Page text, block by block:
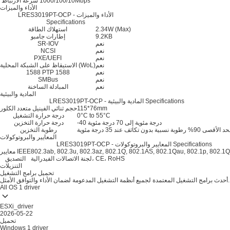
الأداء والميزات
LRES3019PT-OCP - الأداء والميزات
Specifications
استهلاك الطاقة
2.34W (Max)
إطارات جامبو
9.2KB
SR-IOV
نعم
NCSI
نعم
PXE/UEFI
نعم
الاستيقاظ على الشبكة المحلية (WoL)نعم
1588 PTP 1588
نعم
SMBus
نعم
المبادلة الساخنة
نعم
المادية والبيئية
LRES3019PT-OCP - المادية والبيئية Specifications
حجم ثنائي الفينيل متعدد الكلور115*76mm
درجة حرارة التشغيل
0°C to 55°C
درجة حرارة التخزين
-40 درجة مئوية إلى 70 درجة مئوية
رطوبة التخزين
90% رطوبة نسبية بدون تكاثف عند 35 درجة مئوية
المعايير والبروتوكولات
LRES3019PT-OCP - المعايير والبروتوكولات Specifications
معايير IEEE802.3ab, 802.3u, 802.3az, 802.1Q, 802.1AS, 802.1Qau, 802.1p,
التصديق
لجنة الاتصالات الفيدرالية، CE، RoHS
التنزيلات
تحميل برامج التشغيل
أحدث برامج التشغيل المعتمدة لجميع أنظمة التشغيل المدعومة لضمان الأداء والتوافق الأمثل.
All OS 1 driver
ESXi_driver
2026-05-22
تحميل
Windows 1 driver